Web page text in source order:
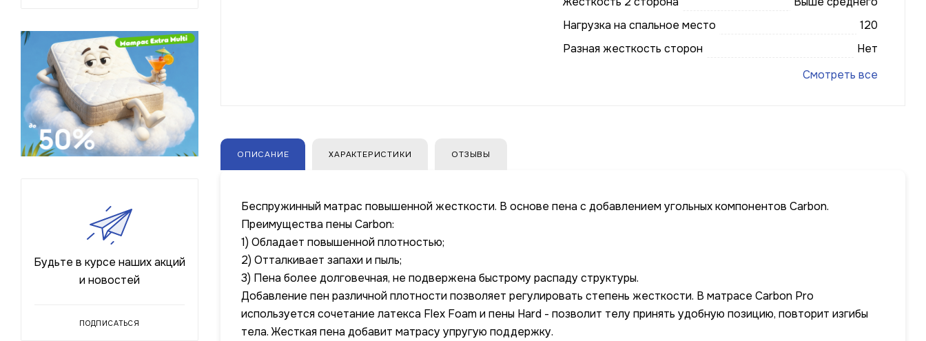
Нагрузка на спальное место
120
Разная жесткость сторон
Нет
Смотреть все
ОПИСАНИЕ ХАРАКТЕРИСТИКИ ОТЗЫВЫ
Беспружинный матрас повышенной жесткости. В основе пена с добавлением угольных компонентов Carbon.
Преимущества пены Carbon:
1) Обладает повышенной плотностью;
2) Отталкивает запахи и пыль;
3) Пена более долговечная, не подвержена быстрому распаду структуры.
Добавление пен различной плотности позволяет регулировать степень жесткости. В матрасе Carbon Pro
используется сочетание латекса Flex Foam и пены Hard - позволит телу принять удобную позицию, повторит изгибы
тела. Жесткая пена добавит матрасу упругую поддержку.
Будьте в курсе наших акций
и новостей
ПОДПИСАТЬСЯ